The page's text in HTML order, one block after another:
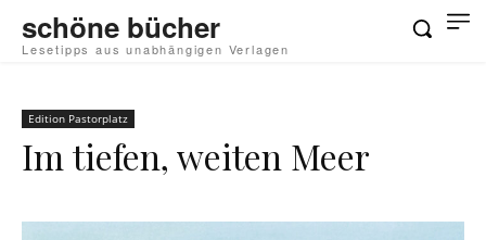
schöne bücher
Lesetipps aus unabhängigen Verlagen
Edition Pastorplatz
Im tiefen, weiten Meer